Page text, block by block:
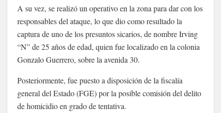
A su vez, se realizó un operativo en la zona para dar con los
responsables del ataque, lo que dio como resultado la
captura de uno de los presuntos sicarios, de nombre Irving
“N” de 25 años de edad, quien fue localizado en la colonia
Gonzalo Guerrero, sobre la avenida 30.
Posteriormente, fue puesto a disposición de la fiscalía
general del Estado (FGE) por la posible comisión del delito
de homicidio en grado de tentativa.